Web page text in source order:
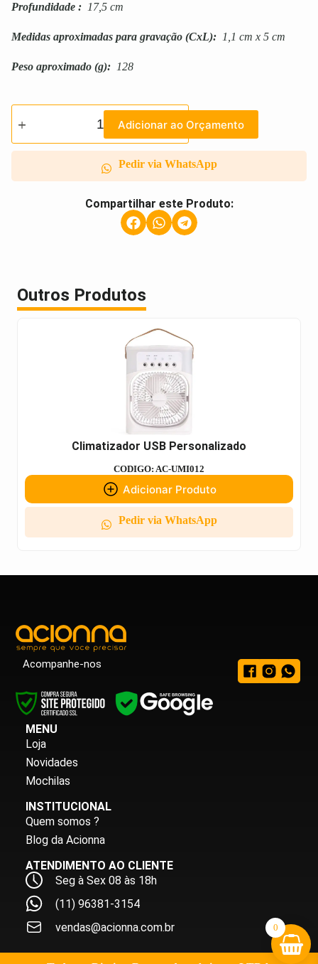
Profundidade : 17,5 cm
Medidas aproximadas para gravação (CxL): 1,1 cm x 5 cm
Peso aproximado (g): 128
Adicionar ao Orçamento
Pedir via WhatsApp
Compartilhar este Produto:
Outros Produtos
Climatizador USB Personalizado
CODIGO: AC-UMI012
Adicionar Produto
Pedir via WhatsApp
Acompanhe-nos
MENU
Loja
Novidades
Mochilas
INSTITUCIONAL
Quem somos ?
Blog da Acionna
ATENDIMENTO AO CLIENTE
Seg à Sex 08 às 18h
(11) 96381-3154
vendas@acionna.com.br
0